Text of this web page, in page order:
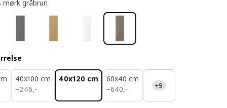
mørk gråbrun
40x100 cm
−246,-
246,-
40x120 cm
60x40 cm
−640,-
640,- +9